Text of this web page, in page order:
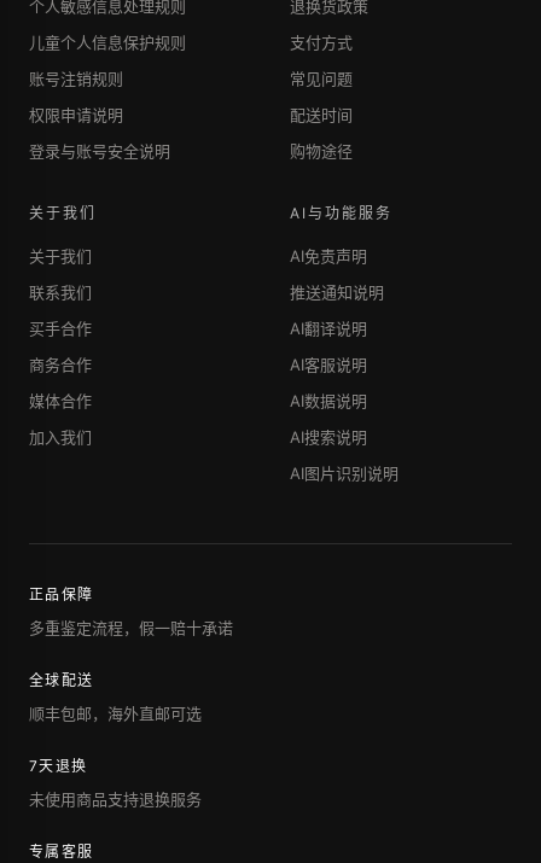
个人敏感信息处理规则
儿童个人信息保护规则
账号注销规则
权限申请说明
登录与账号安全说明
退换货政策
支付方式
常见问题
配送时间
购物途径
关于我们
关于我们
联系我们
买手合作
商务合作
媒体合作
加入我们
AI与功能服务
AI免责声明
推送通知说明
AI翻译说明
AI客服说明
AI数据说明
AI搜索说明
AI图片识别说明
正品保障
多重鉴定流程，假一赔十承诺
全球配送
顺丰包邮，海外直邮可选
7天退换
未使用商品支持退换服务
专属客服